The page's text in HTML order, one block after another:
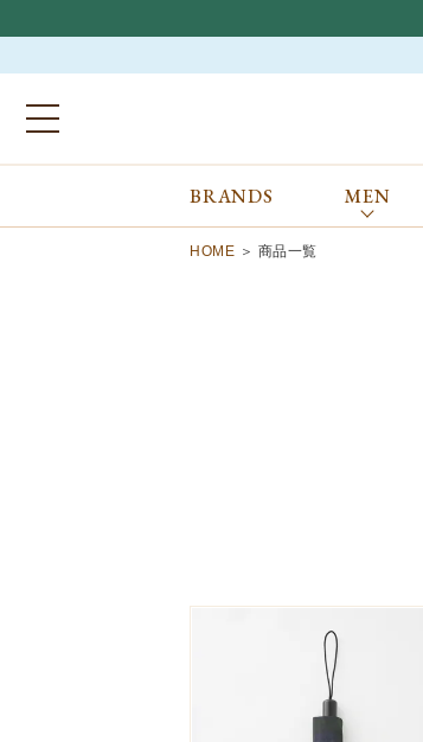
ブランドから探す
ALL MEN
BRANDS MEN
HOME 商品一覧